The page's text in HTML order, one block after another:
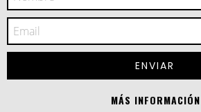
MÁS INFORMACIÓN